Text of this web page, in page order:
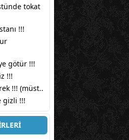
tokat
!!!
götür !!!
!!!
!!! (müst..
gizli !!!